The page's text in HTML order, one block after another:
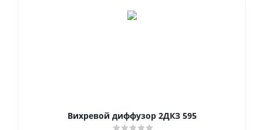
Вихревой диффузор 2ДКЗ 595